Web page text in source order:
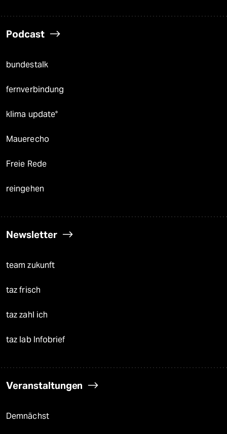
Podcast
bundestalk
fernverbindung
klima update°
Mauerecho
Freie Rede
reingehen
Newsletter
team zukunft
taz frisch
taz zahl ich
taz lab Infobrief
Veranstaltungen
Demnächst